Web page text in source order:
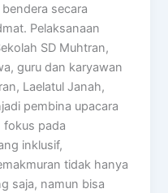
secara
Pelaksanaan
SD Muhtran,
guru dan karyawan
Laelatul Janah,
pembina upacara
fokus pada
inklusif,
tidak hanya
saja, namun bisa